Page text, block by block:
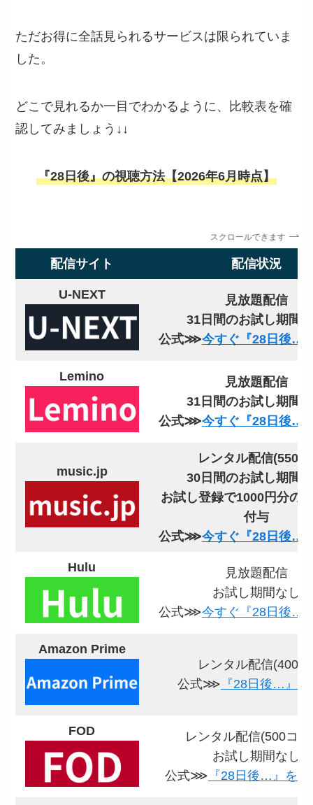
ただお得に全話見られるサービスは限られていま
した。
どこで見れるか一目でわかるように、比較表を確
認してみましょう↓↓
『28日後』の視聴方法【2026年6月時点】
スクロールできます
配信サイト 配信状況
U-NEXT
見放題配信
31日間のお試し期間
公式⋙今すぐ『28日後…
Lemino
見放題配信
31日間のお試し期間
公式⋙今すぐ『28日後…
music.jp
レンタル配信(550
30日間のお試し期間
お試し登録で1000円分の
付与
公式⋙今すぐ『28日後…
Hulu
見放題配信
お試し期間なし
公式⋙今すぐ『28日後…
Amazon Prime
レンタル配信(400
公式⋙ 『28日後…』
FOD
レンタル配信(500コ
お試し期間なし
公式⋙ 『28日後…』を